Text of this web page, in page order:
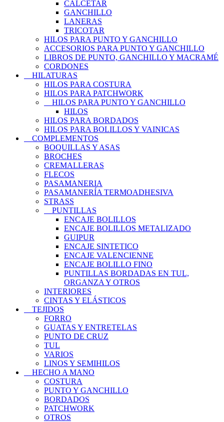
CALCETAR
GANCHILLO
LANERAS
TRICOTAR
HILOS PARA PUNTO Y GANCHILLO
ACCESORIOS PARA PUNTO Y GANCHILLO
LIBROS DE PUNTO, GANCHILLO Y MACRAMÉ
CORDONES
HILATURAS
HILOS PARA COSTURA
HILOS PARA PATCHWORK
HILOS PARA PUNTO Y GANCHILLO
HILOS
HILOS PARA BORDADOS
HILOS PARA BOLILLOS Y VAINICAS
COMPLEMENTOS
BOQUILLAS Y ASAS
BROCHES
CREMALLERAS
FLECOS
PASAMANERIA
PASAMANERÍA TERMOADHESIVA
STRASS
PUNTILLAS
ENCAJE BOLILLOS
ENCAJE BOLILLOS METALIZADO
GUIPUR
ENCAJE SINTETICO
ENCAJE VALENCIENNE
ENCAJE BOLILLO FINO
PUNTILLAS BORDADAS EN TUL,
ORGANZA Y OTROS
INTERIORES
CINTAS Y ELÁSTICOS
TEJIDOS
FORRO
GUATAS Y ENTRETELAS
PUNTO DE CRUZ
TUL
VARIOS
LINOS Y SEMIHILOS
HECHO A MANO
COSTURA
PUNTO Y GANCHILLO
BORDADOS
PATCHWORK
OTROS